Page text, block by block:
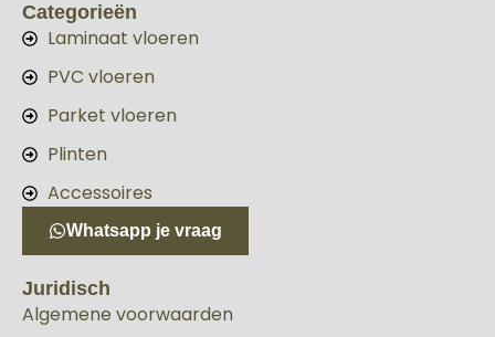
Categorieën
Laminaat vloeren
PVC vloeren
Parket vloeren
Plinten
Accessoires
Whatsapp je vraag
Juridisch
Algemene voorwaarden